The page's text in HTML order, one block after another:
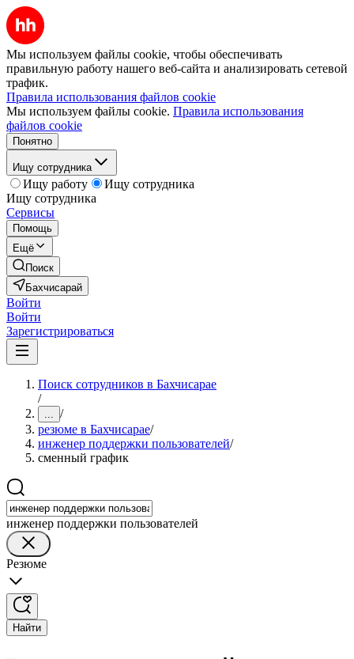
Мы используем файлы cookie, чтобы обеспечивать
правильную работу нашего веб-сайта и анализировать сетевой
трафик.
Правила использования файлов cookie
Мы используем файлы cookie. Правила использования
файлов cookie
Понятно
Ищу сотрудника
Ищу работу
Ищу сотрудника
Ищу сотрудника
Сервисы
Помощь
Ещё
Поиск
Бахчисарай
Войти
Войти
Зарегистрироваться
Поиск сотрудников в Бахчисарае
/
... /
резюме в Бахчисарае/
инженер поддержки пользователей/
сменный график
инженер поддержки пользователей
Резюме
Найти